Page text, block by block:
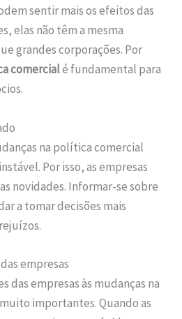
sentir mais os efeitos das
elas não têm a mesma
grandes corporações. Por
comercialé fundamental para
na política comercial
Por isso, as empresas
novidades. Informar-se sobre
a tomar decisões mais
empresas
das empresas às mudanças na
importantes. Quando as